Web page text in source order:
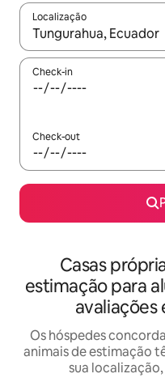
Localização
Quando os resultados
Check-in
Check-out
Casas
estimação para
avaliações
Os hóspedes
animais de estimação
sua